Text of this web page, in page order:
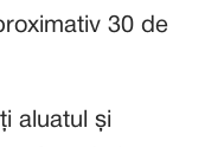
30 de
aluatul și